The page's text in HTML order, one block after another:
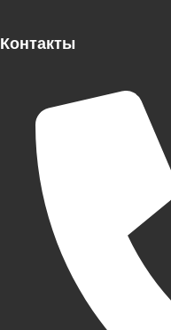
Контакты